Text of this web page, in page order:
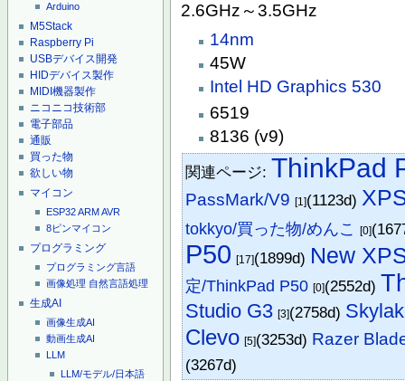
Arduino
M5Stack
Raspberry Pi
USBデバイス開発
HIDデバイス製作
MIDI機器製作
ニコニコ技術部
電子部品
通販
買った物
欲しい物
マイコン
ESP32ARMAVR
8ピンマイコン
プログラミング
プログラミング言語
画像処理 自然言語処理
生成AI
画像生成AI
動画生成AI
LLM
LLM/モデル/日本語
2.6GHz～3.5GHz
14nm
45W
Intel HD Graphics 530
6519
8136 (v9)
関連ページ: ThinkPad
PassMark/V9 [1](1123d)
tokkyo/買った物/めんこ [0]
P50 [17](1899d) New
定/ThinkPad P50 [0](2552d)
Studio G3 [3](2758d)
Clevo [5](3253d) Razer
(3267d)